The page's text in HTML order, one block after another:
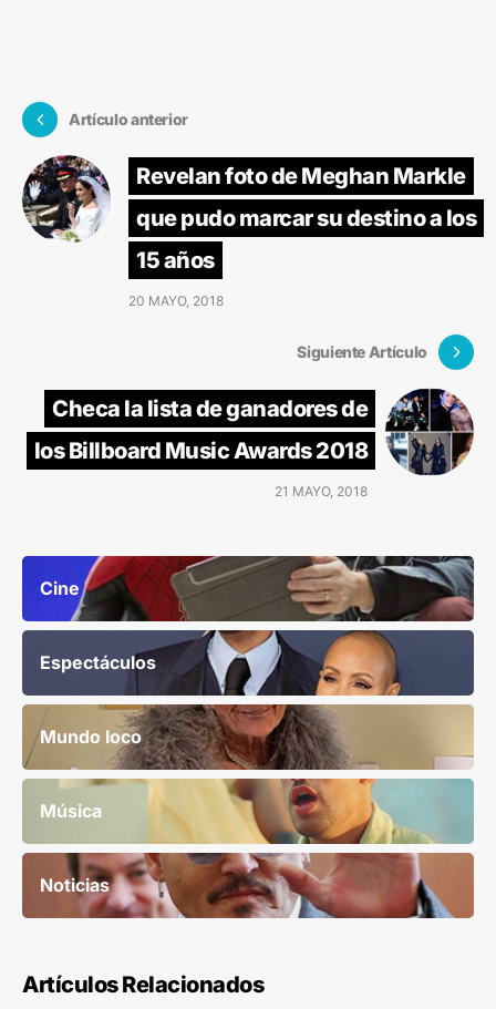
Artículo anterior
Revelan foto de Meghan Markle
que pudo marcar su destino a los
15 años
20 MAYO, 2018
Siguiente Artículo
Checa la lista de ganadores de
los Billboard Music Awards 2018
21 MAYO, 2018
Cine
Espectáculos
Mundo loco
Música
Noticias
Artículos Relacionados